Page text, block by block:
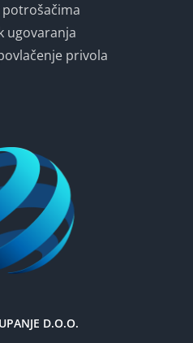
potrošačima
ugovaranja
privola
D.O.O.